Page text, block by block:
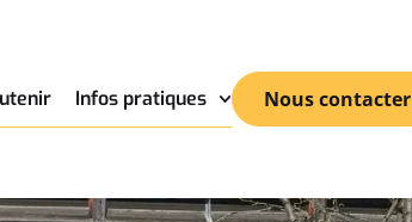
Infos pratiques Nous contacter